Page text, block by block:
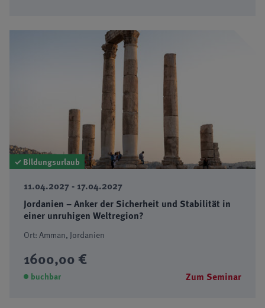
✓ Bildungsurlaub
11.04.2027 - 17.04.2027
Jordanien – Anker der Sicherheit und Stabilität in
einer unruhigen Weltregion?
Ort: Amman, Jordanien
1600,00 €
buchbar Zum Seminar